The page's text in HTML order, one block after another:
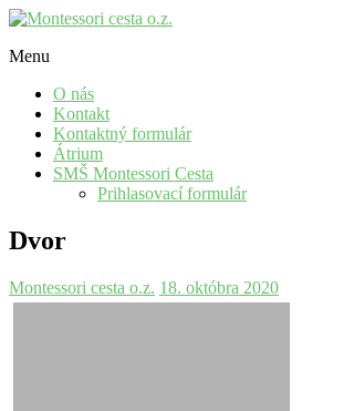
Skip
content
Montessori
o.z.
Svetoví
Slovensku
Menu
O nás
Kontakt
Kontaktný formulár
Átrium
SMŠ Montessori Cesta
Prihlasovací formulár
Dvor
Montessori cesta o.z. 18. októbra 2020